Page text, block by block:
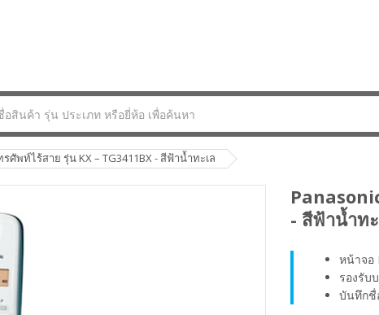
ศัพท์ไร้สาย รุ่น KX – TG3411BX - สีฟ้าน้ำทะเล
- สีฟ้าน้ำท
หน้าจอ
รองรับ
บันทึกชื่